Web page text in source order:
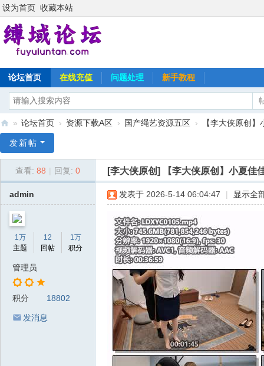
设为首页 收藏本站
论坛首页 在线充值 问题处理 新手教程
域
» 论坛首页 › 资源下载A区 › 国产绳艺资源五区 › 【李大侠原创
发新帖
查看: 88 回复: 0 [李大侠原创] 【李大侠原创】小夏佳
admin
1万
主题
12
回帖
1万
积分
管理员
积分 18802
发消息
发表于 2026-5-14 06:04:47 显示全